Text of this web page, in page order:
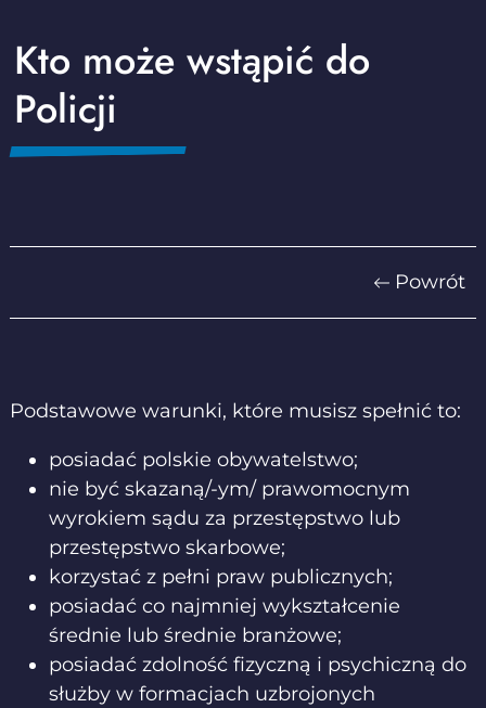
Kto może wstąpić do
Policji
Powrót
Podstawowe warunki, które musisz spełnić to:
posiadać polskie obywatelstwo;
nie być skazaną/-ym/ prawomocnym
wyrokiem sądu za przestępstwo lub
przestępstwo skarbowe;
korzystać z pełni praw publicznych;
posiadać co najmniej wykształcenie
średnie lub średnie branżowe;
posiadać zdolność fizyczną i psychiczną do
służby w formacjach uzbrojonych